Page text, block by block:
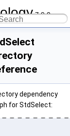
7.9.0
dependency
for StdSelect: